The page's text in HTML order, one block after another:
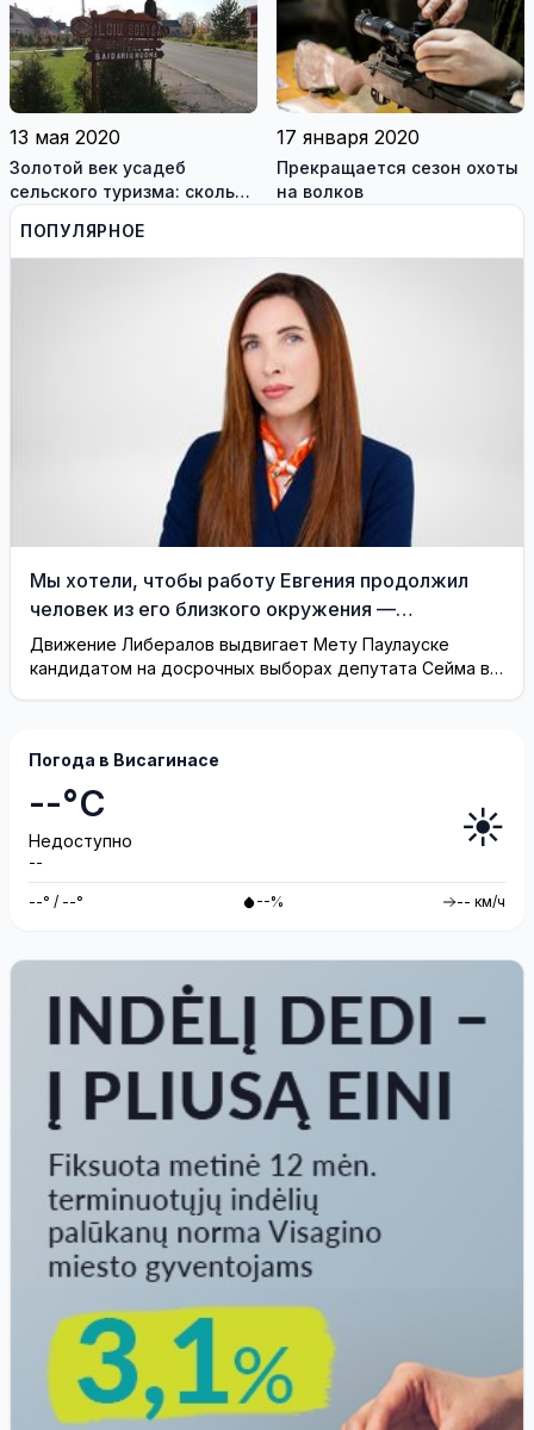
13 мая 2020
Золотой век усадеб
сельского туризма: сколько
стоит отдых в литовской
деревне
17 января 2020
Прекращается сезон охоты
на волков
ПОПУЛЯРНОЕ
Мы хотели, чтобы работу Евгения продолжил
человек из его близкого окружения —
Висагинское отделение Либерального движения
Движение Либералов выдвигает Мету Паулауске
кандидатом на досрочных выборах депутата Сейма в
Погода в Висагинасе
--°C
Недоступно
--
☀️
--° / --° --% -- км/ч